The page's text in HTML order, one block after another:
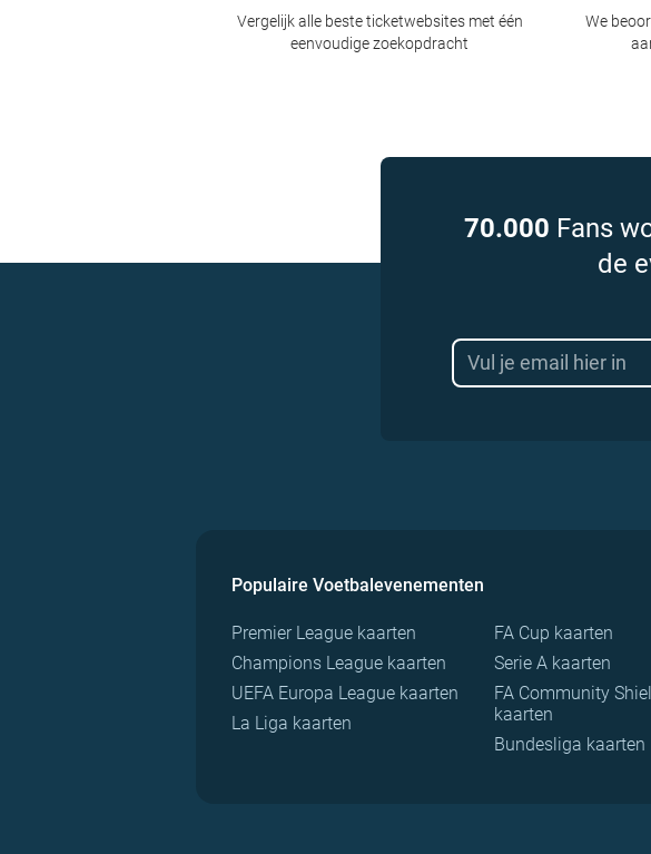
We
Vergelijk alle beste ticketwebsites met één
eenvoudige zoekopdracht
70.000 Fans
de
Populaire Voetbalevenementen
Premier League kaarten
Champions League kaarten
UEFA Europa League kaarten
La Liga kaarten
FA Cup kaarten
Serie A kaarten
FA Community
kaarten
Bundesliga kaarten